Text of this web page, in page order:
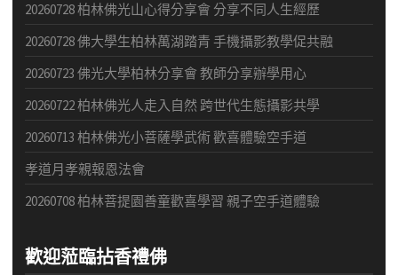
20260728 柏林佛光山心得分享會 分享不同人生經歷
20260728 佛大學生柏林萬湖踏青 手機攝影教學促共融
20260723 佛光大學柏林分享會 教師分享辦學用心
20260722 柏林佛光人走入自然 跨世代生態攝影共學
20260713 柏林佛光小菩薩學武術 歡喜體驗空手道
孝道月孝親報恩法會
20260708 柏林菩提園善童歡喜學習 親子空手道體驗
歡迎蒞臨拈香禮佛